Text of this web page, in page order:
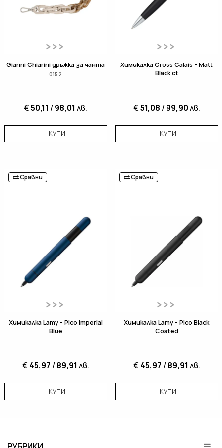
Gianni Chiarini дръжка за чанта
0152
€50,11 /98,01 лв.
КУПИ
Химикалка Cross Calais - Matt
Black ct
€51,08 /99,90лв.
КУПИ
Сравни
Химикалка Lamy - Pico Imperial
Blue
€ 45,97 /89,91 лв.
КУПИ
Сравни
Химикалка Lamy - Pico Black
Coated
€ 45,97 /89,91 лв.
КУПИ